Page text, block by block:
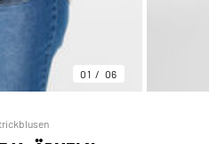
01 06